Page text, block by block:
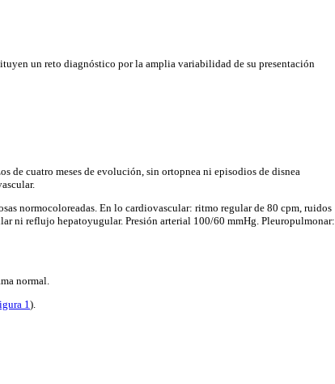
un reto diagnóstico por la amplia variabilidad de su presentación
de cuatro meses de evolución, sin ortopnea ni episodios de disnea
normocoloreadas. En lo cardiovascular: ritmo regular de 80 cpm, ruidos
ni reflujo hepatoyugular. Presión arterial 100/60 mmHg. Pleuropulmonar:
normal.
1).